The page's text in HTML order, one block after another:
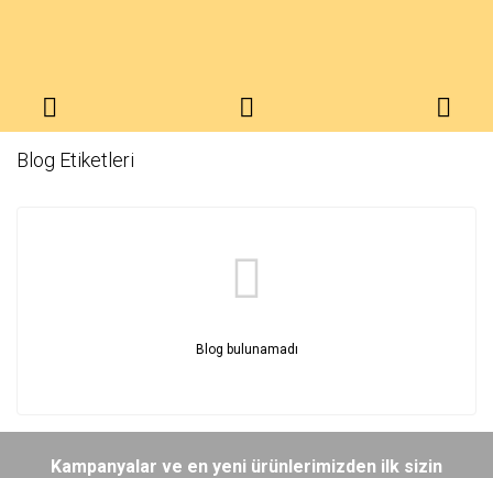
Blog Etiketleri
Blog bulunamadı
Kampanyalar ve en yeni ürünlerimizden ilk sizin